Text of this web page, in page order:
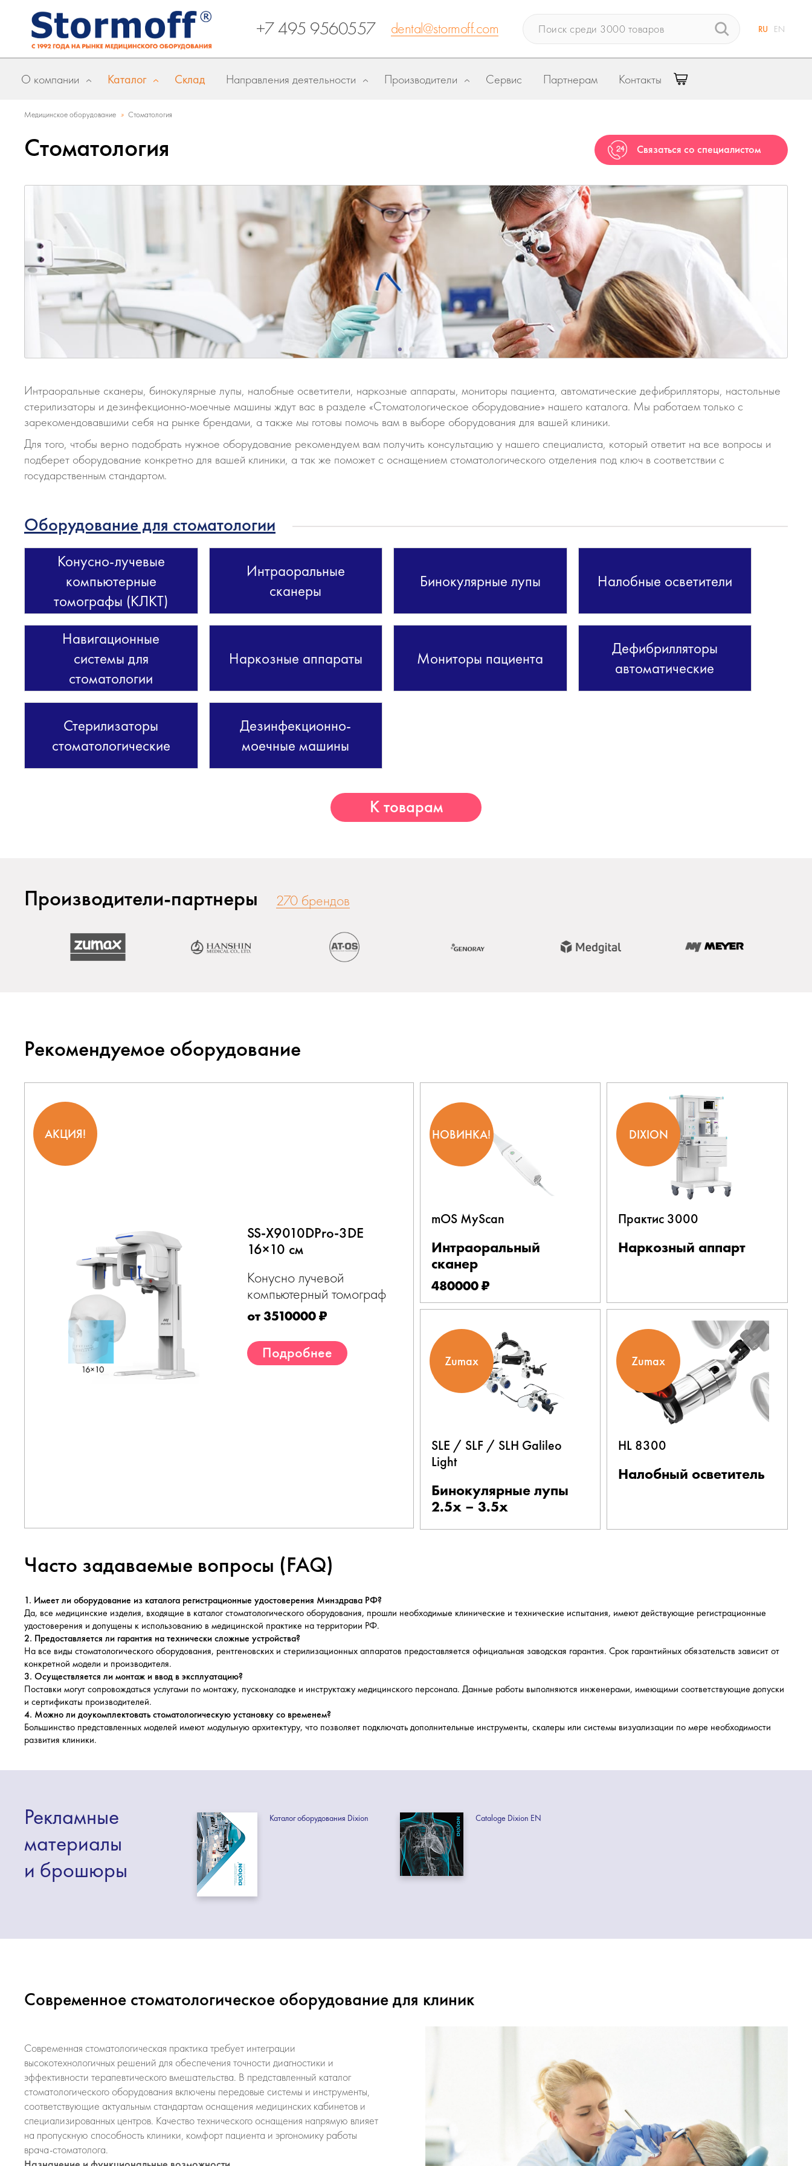
+7 495 9560557 dental@stormoff.com RU EN
О компании Каталог Склад Направления деятельности Производители Сервис Партнерам Контакты
Медицинское оборудование » Стоматология
Стоматология Связаться со специалистом
Новинка! КЛКТ Meyer — получено
РУ
Цена от 3 411 000 ₽
Интраоральные сканеры, бинокулярные лупы, налобные осветители, наркозные аппараты, мониторы пациента, автоматические дефибрилляторы, настольные
стерилизаторы и дезинфекционно-моечные машины ждут вас в разделе «Стоматологическое оборудование» нашего каталога. Мы работаем только с
зарекомендовавшими себя на рынке брендами, а также мы готовы помочь вам в выборе оборудования для вашей клиники.
Для того, чтобы верно подобрать нужное оборудование рекомендуем вам получить консультацию у нашего специалиста, который ответит на все вопросы и
подберет оборудование конкретно для вашей клиники, а так же поможет с оснащением стоматологического отделения под ключ в соответствии с
государственным стандартом.
Оборудование для стоматологии
Конусно-лучевые
компьютерные
томографы (КЛКТ)
Интраоральные
сканеры
Бинокулярные лупы Налобные осветители
Навигационные
системы для
стоматологии
Наркозные аппараты Мониторы пациента
Дефибрилляторы
автоматические
Стерилизаторы
стоматологические
Дезинфекционно-
моечные машины
К товарам
Производители-партнеры 270 брендов
Рекомендуемое оборудование
АКЦИЯ!
SS-X9010DPro-3DE
16×10 см
Конусно лучевой
компьютерный томограф
от 3510000 ₽
Подробнее
НОВИНКА!
mOS MyScan
Интраоральный
сканер
480000 ₽
DIXION
Практис 3000
Наркозный аппарт
Zumax
SLE / SLF / SLH Galileo
Light
Бинокулярные лупы
2.5x – 3.5x
Zumax
HL 8300
Налобный осветитель
Часто задаваемые вопросы (FAQ)
1. Имеет ли оборудование из каталога регистрационные удостоверения Минздрава РФ?
Да, все медицинские изделия, входящие в каталог стоматологического оборудования, прошли необходимые клинические и технические испытания, имеют действующие регистрационные
удостоверения и допущены к использованию в медицинской практике на территории РФ.
2. Предоставляется ли гарантия на технически сложные устройства?
На все виды стоматологического оборудования, рентгеновских и стерилизационных аппаратов предоставляется официальная заводская гарантия. Срок гарантийных обязательств зависит от
конкретной модели и производителя.
3. Осуществляется ли монтаж и ввод в эксплуатацию?
Поставки могут сопровождаться услугами по монтажу, пусконаладке и инструктажу медицинского персонала. Данные работы выполняются инженерами, имеющими соответствующие допуски
и сертификаты производителей.
4. Можно ли доукомплектовать стоматологическую установку со временем?
Большинство представленных моделей имеют модульную архитектуру, что позволяет подключать дополнительные инструменты, скалеры или системы визуализации по мере необходимости
развития клиники.
Рекламные
материалы
и брошюры
Каталог оборудования Dixion Cataloge Dixion EN
Современное стоматологическое оборудование для клиник
Современная стоматологическая практика требует интеграции
высокотехнологичных решений для обеспечения точности диагностики и
эффективности терапевтического вмешательства. В представленный каталог
стоматологического оборудования включены передовые системы и инструменты,
соответствующие актуальным стандартам оснащения медицинских кабинетов и
специализированных центров. Качество технического оснащения напрямую влияет
на пропускную способность клиники, комфорт пациента и эргономику работы
врача-стоматолога.